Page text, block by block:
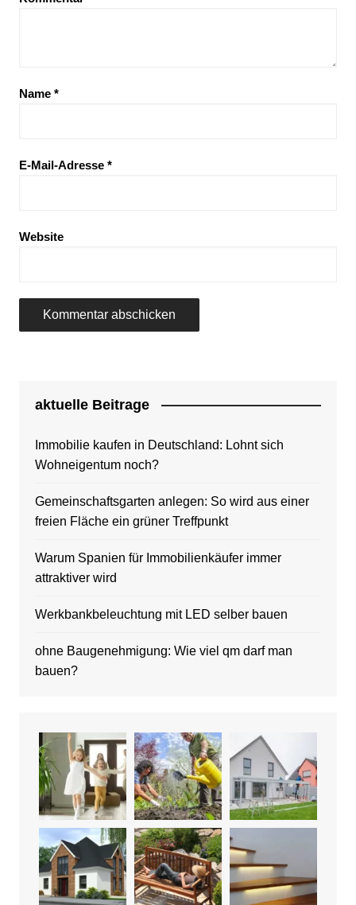
Name *
E-Mail-Adresse *
Website
aktuelle Beitrage
Immobilie kaufen in Deutschland: Lohnt sich
Wohneigentum noch?
Gemeinschaftsgarten anlegen: So wird aus einer
freien Fläche ein grüner Treffpunkt
Warum Spanien für Immobilienkäufer immer
attraktiver wird
Werkbankbeleuchtung mit LED selber bauen
ohne Baugenehmigung: Wie viel qm darf man
bauen?